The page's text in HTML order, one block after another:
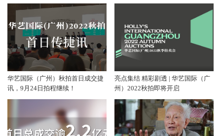
华艺国际（广州）秋拍首日成交捷
讯，9月24日拍程继续！
亮点集结 精彩剧透 | 华艺国际（广
州）2022秋拍即将开启